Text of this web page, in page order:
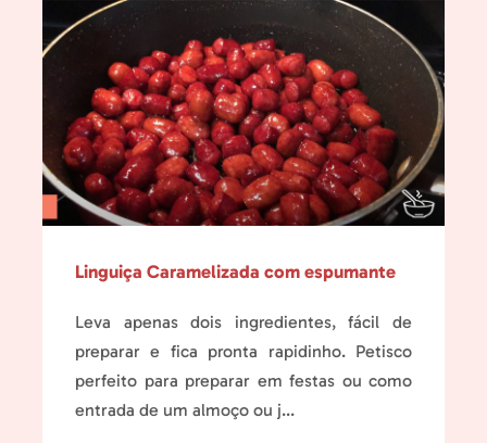
Linguiça Caramelizada com espumante
Leva apenas dois ingredientes, fácil de
preparar e fica pronta rapidinho. Petisco
perfeito para preparar em festas ou como
entrada de um almoço ou j...